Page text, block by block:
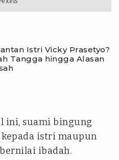
Istri Vicky Prasetyo?
Tangga hingga Alasan
ini, suami bingung
istri maupun
ibadah.